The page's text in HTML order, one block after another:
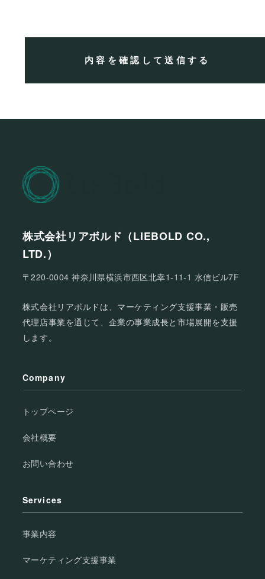
株式会社リアボルド（LIEBOLD CO.,
LTD.）
〒220-0004 神奈川県横浜市西区北幸1-11-1 水信ビル7F
株式会社リアボルドは、マーケティング支援事業・販売
代理店事業を通じて、企業の事業成長と市場展開を支援
します。
Company
トップページ
会社概要
お問い合わせ
Services
事業内容
マーケティング支援事業